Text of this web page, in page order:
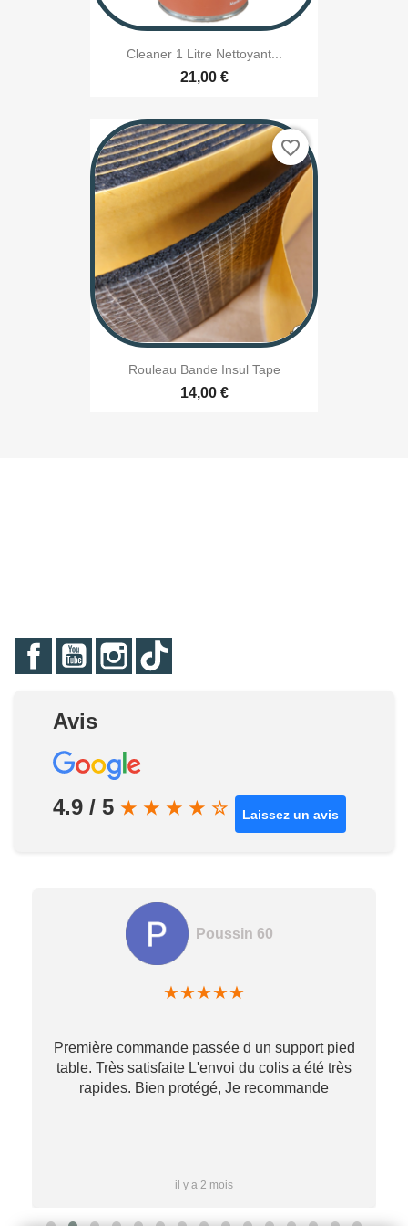
Cleaner 1 Litre Nettoyant...
21,00 €
Rouleau Bande Insul Tape
14,00 €
favorite_border
FacebookYouTubeInstagram
Avis
4.9 / 5 ★ ★ ★ ★ ☆ Laissez un avis
Poussin 60
★★★★★
Première commande passée d un support pied
table. Très satisfaite L'envoi du colis a été très
rapides. Bien protégé, Je recommande
il y a 2 mois